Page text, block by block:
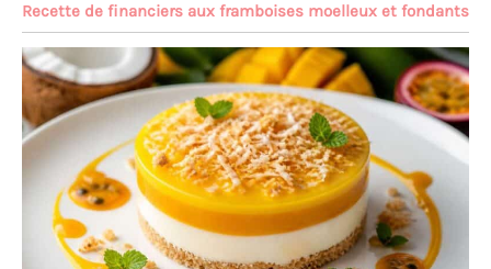
Recette de financiers aux framboises moelleux et fondants